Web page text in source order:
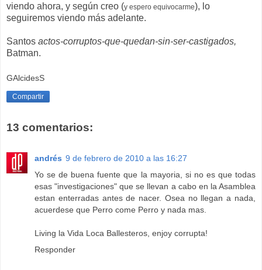
viendo ahora, y según creo (y espero equivocarme), lo
seguiremos viendo más adelante.
Santos actos-corruptos-que-quedan-sin-ser-castigados,
Batman.
GAlcidesS
Compartir
13 comentarios:
andrés 9 de febrero de 2010 a las 16:27
Yo se de buena fuente que la mayoria, si no es que todas
esas "investigaciones" que se llevan a cabo en la Asamblea
estan enterradas antes de nacer. Osea no llegan a nada,
acuerdese que Perro come Perro y nada mas.
Living la Vida Loca Ballesteros, enjoy corrupta!
Responder